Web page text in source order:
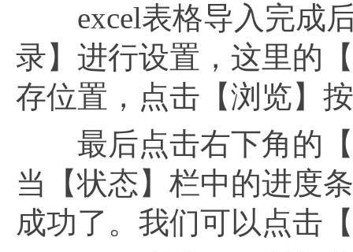
excel表格导入完成后
录】进行设置，这里的
存位置，点击【浏览】
最后点击右下角的【
当【状态】栏中的进度
成功了。我们可以点击